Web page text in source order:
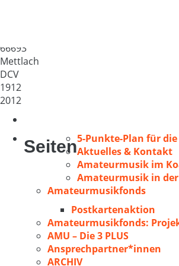
66693
Mettlach
DCV
1912
2012
Seiten5-Punkte-Plan für
Aktuelles & Kontakt
Amateurmusik im
Amateurmusik in
Amateurmusikfonds
Postkartenaktion
Amateurmusikfonds:
AMU – Die 3 PLUS
Ansprechpartner*innen
ARCHIV